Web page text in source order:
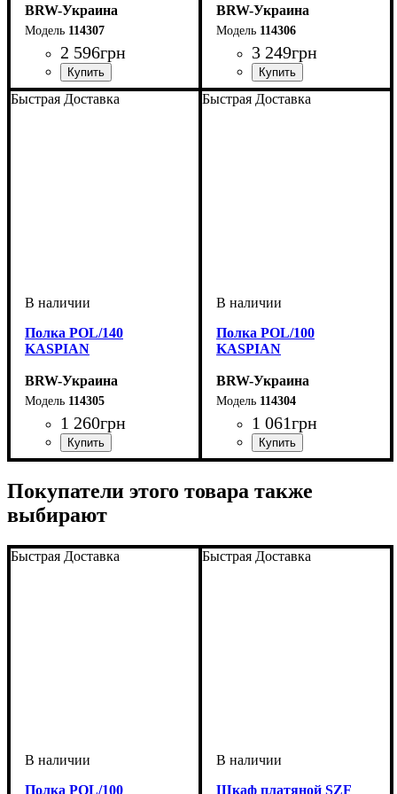
BRW-Украина
114307
2 596грн
ширина, мм: 1435
высота, мм: 400
глубина, мм: 305
BRW-Украина
114306
3 249грн
ширина, мм: 1435
высота, мм: 400
глубина, мм: 305
Быстрая Доставка
Полка POL/140
KASPIAN
BRW-Украина
114305
1 260грн
ширина, мм: 1435
высота, мм: 400
глубина, мм: 250
Быстрая Доставка
Полка POL/100
KASPIAN
BRW-Украина
114304
1 061грн
ширина, мм: 1050
высота, мм: 400
глубина, мм: 250
Покупатели этого товара также
выбирают
Быстрая Доставка
Полка POL/100
Быстрая Доставка
Шкаф платяной SZF